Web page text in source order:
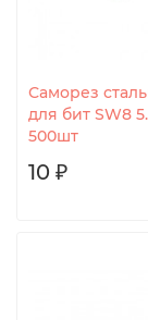
Саморез
для бит SW8
500шт
10 ₽